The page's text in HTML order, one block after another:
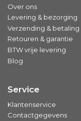
Over ons
Levering & bezorging
Verzending & betaling
Retouren & garantie
BTW vrije levering
Blog
Service
Klantenservice
Contactgegevens